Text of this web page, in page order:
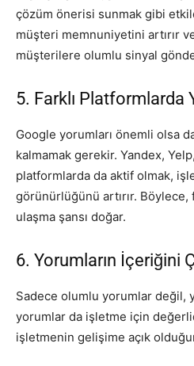
çözüm önerisi sunmak gibi
müşteri memnuniyetini artırır
müşterilere olumlu sinyal
5. Farklı Platformlarda
Google yorumları önemli olsa
kalmamak gerekir. Yandex,
platformlarda da aktif olmak,
görünürlüğünü artırır. Böylece,
ulaşma şansı doğar.
6. Yorumların İçeriğini
Sadece olumlu yorumlar değil,
yorumlar da işletme için
işletmenin gelişime açık